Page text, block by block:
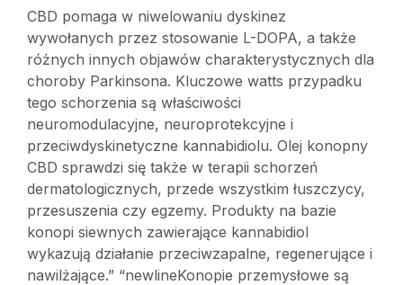
CBD pomaga w niwelowaniu dyskinez
wywołanych przez stosowanie L-DOPA, a także
różnych innych objawów charakterystycznych dla
choroby Parkinsona. Kluczowe watts przypadku
tego schorzenia są właściwości
neuromodulacyjne, neuroprotekcyjne i
przeciwdyskinetyczne kannabidiolu. Olej konopny
CBD sprawdzi się także w terapii schorzeń
dermatologicznych, przede wszystkim łuszczycy,
przesuszenia czy egzemy. Produkty na bazie
konopi siewnych zawierające kannabidiol
wykazują działanie przeciwzapalne, regenerujące i
nawilżające.” “newlineKonopie przemysłowe są